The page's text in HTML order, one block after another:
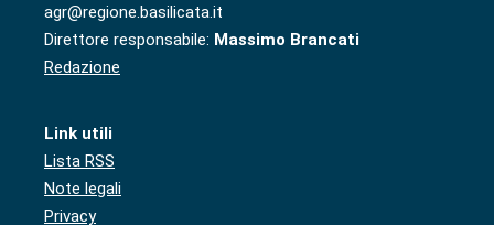
agr@regione.basilicata.it
Direttore responsabile: Massimo Brancati
Redazione
Link utili
Lista RSS
Note legali
Privacy